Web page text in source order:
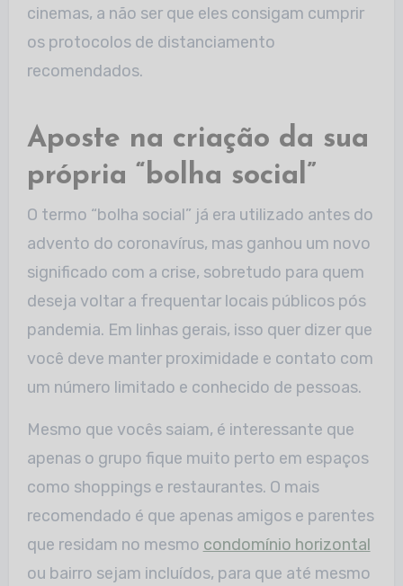
cinemas, a não ser que eles consigam cumprir
os protocolos de distanciamento
recomendados.
Aposte na criação da sua
própria “bolha social”
O termo “bolha social” já era utilizado antes do
advento do coronavírus, mas ganhou um novo
significado com a crise, sobretudo para quem
deseja voltar a frequentar locais públicos pós
pandemia. Em linhas gerais, isso quer dizer que
você deve manter proximidade e contato com
um número limitado e conhecido de pessoas.
Mesmo que vocês saiam, é interessante que
apenas o grupo fique muito perto em espaços
como shoppings e restaurantes. O mais
recomendado é que apenas amigos e parentes
que residam no mesmo condomínio horizontal
ou bairro sejam incluídos, para que até mesmo